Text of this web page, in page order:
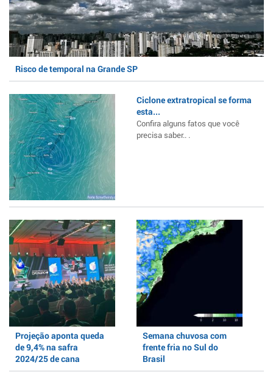
Risco de temporal na Grande SP
Ciclone extratropical se forma
esta...
Confira alguns fatos que você
precisa saber.. .
Projeção aponta queda
de 9,4% na safra
2024/25 de cana
Semana chuvosa com
frente fria no Sul do
Brasil